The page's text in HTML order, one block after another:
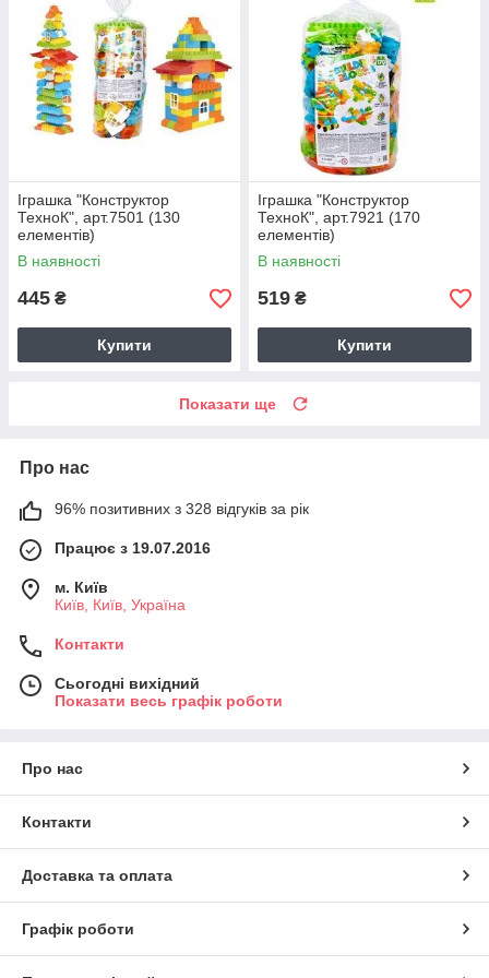
Іграшка "Конструктор
ТехноК", арт.7501 (130
елементів)
В наявності
445 ₴
Купити
Іграшка "Конструктор
ТехноК", арт.7921 (170
елементів)
В наявності
519 ₴
Купити
Показати ще
Про нас
96% позитивних з 328 відгуків за рік
Працює з 19.07.2016
м. Київ
Київ, Київ, Україна
Контакти
Сьогодні вихідний
Показати весь графік роботи
Про нас
Контакти
Доставка та оплата
Графік роботи